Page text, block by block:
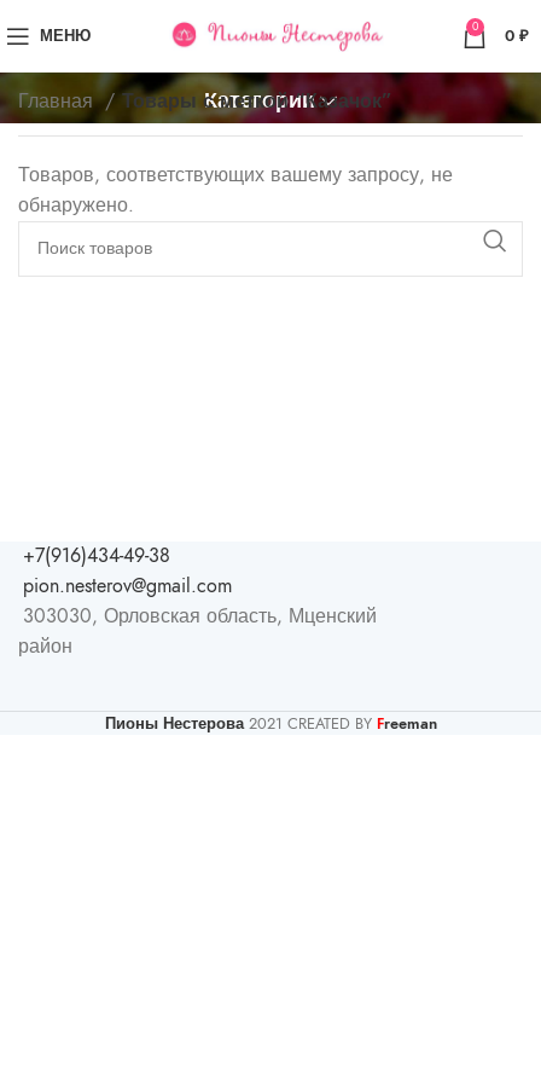
МЕНЮ 0 0 ₽
Категории
Главная Товары с меткой “Казачок”
Товаров, соответствующих вашему запросу, не
обнаружено.
+7(916)434-49-38
pion.nesterov@gmail.com
303030, Орловская область, Мценский
район
Пионы Нестерова 2021 CREATED BY Freeman